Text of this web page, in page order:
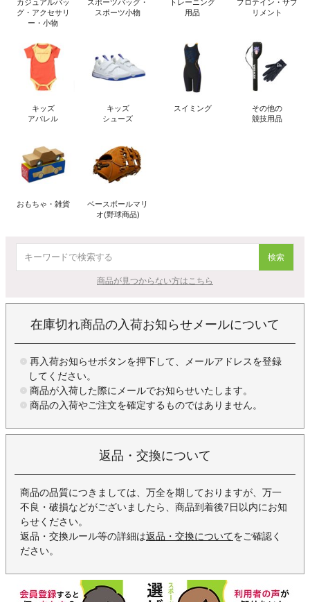
カジュアルバッ
グ・アクセサリ
ー・小物
スポーツバッグ・
スポーツ小物
トレーニング
用品
プロテイン・サプ
リメント
キッズ
アパレル
キッズ
シューズ
スイミング
その他の
競技用品
おもちゃ・雑貨
ベースボールマリ
オ(野球商品)
検索
商品が見つからない方はこちら
在庫切れ商品の入荷お知らせメールについて
再入荷お知らせボタンを押下して、メールアドレスを登録
してください。
商品が入荷した際にメールでお知らせいたします。
商品の入荷やご注文を確定するものではありません。
返品・交換について
商品の品質につきましては、万全を期しておりますが、万一
不良・破損などがございましたら、商品到着後7日以内にお知
らせください。
返品・交換ルール等の詳細は返品・交換についてをご確認く
ださい。